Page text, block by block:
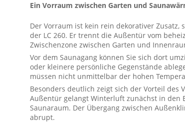
Ein Vorraum zwischen Garten und
Der Vorraum ist kein rein dekorativer
der LC 260. Er trennt die Außentür vom
Zwischenzone zwischen Garten und
Vor dem Saunagang können Sie sich dort
oder kleinere persönliche Gegenstände
müssen nicht unmittelbar der hohen
Besonders deutlich zeigt sich der Vorteil des
Außentür gelangt Winterluft zunächst in den
Saunaraum. Der Übergang zwischen
abrupt.